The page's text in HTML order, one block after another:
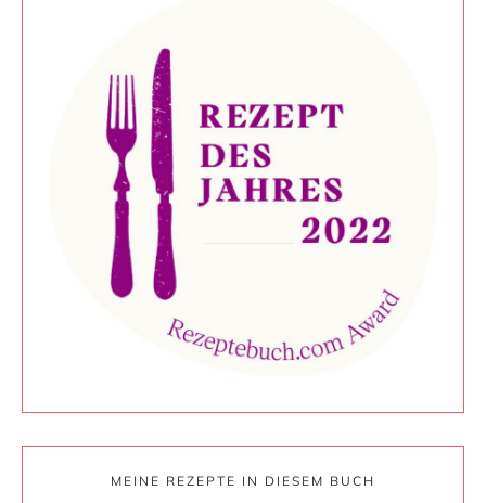
MEINE REZEPTE IN DIESEM BUCH